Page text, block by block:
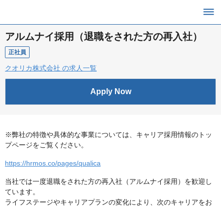
アルムナイ採用（退職をされた方の再入社）
正社員
クオリカ株式会社 の求人一覧
Apply Now
※弊社の特徴や具体的な事業については、キャリア採用情報のトッ
プページをご覧ください。
https://hrmos.co/pages/qualica
当社では一度退職をされた方の再入社（アルムナイ採用）を歓迎し
ています。
ライフステージやキャリアプランの変化により、次のキャリアをお